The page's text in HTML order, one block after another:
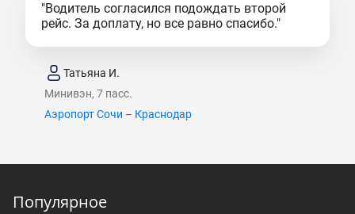
"Водитель согласился подождать второй
рейс. За доплату, но все равно спасибо."
Татьяна И.
Минивэн, 7 пасс.
Аэропорт Сочи – Краснодар
Популярное